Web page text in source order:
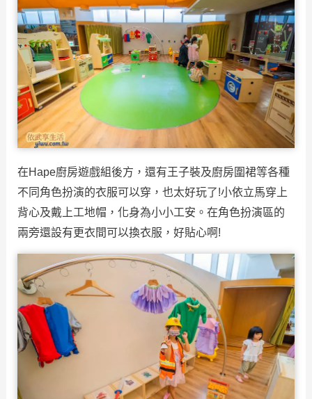
在Hape廚房遊戲組後方，還有王子裝及廚房圍裙等各種
不同角色扮演的衣服可以穿，也太好玩了!小依立馬穿上
背心及戴上工地帽，化身為小小工安。在角色扮演區的
兩旁還設有更衣間可以換衣服，好貼心啊!